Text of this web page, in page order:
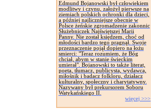
Edmund Bojanowski był człowiekiem
modlitwy i czynu, założył pierwsze na
ziemiach polskich ochronki dla dzieci,
a później najliczniejsze obecnie w
Polsce żeńskie zgromadzenie zakonnic
Służebniczek Najświętszej Marii
Panny. Nie został księdzem, choć od
młodości bardzo tego pragnął. Swoje
przeznaczenie pojął dopiero na łożu
smierci: "Teraz rozumiem, że Bóg
chciał, abym w stanie świeckim
umierał". Bojanowski to także literat,
poeta, tłumacz, publicysta, wydawca,
miłośnik i badacz folkloru, działacz
kulturalny, społeczny i charytatywny.
Nazywany był prekursorem Soboru
Watykańskiego II.
więcej >>>